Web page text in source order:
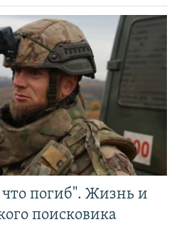
что погиб". Жизнь и
поисковика